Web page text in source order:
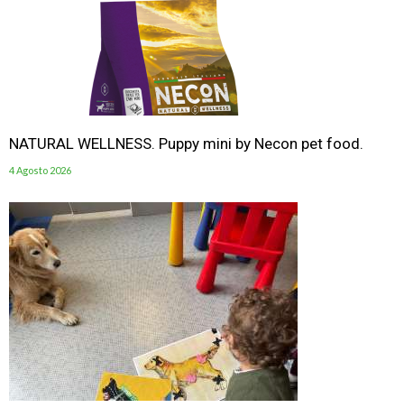
NATURAL WELLNESS. Puppy mini by Necon pet food.
4 Agosto 2026